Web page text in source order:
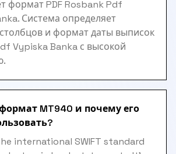
формат PDF Rosbank Pdf
Система определяет
столбцов и формат даты выписок
Vypiska Banka с высокой
MT940 и почему его
international SWIFT standard